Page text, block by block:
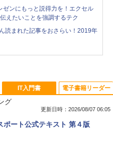
ゼンにもっと説得力を！エクセル
えたいことを強調するテク
読まれた記事をおさらい！2019年
MacBook Neo A18 Proチッ
、Liquid Retinaディスプ
トカード - 800 Robux 【限
コード】 ロブロックス | オン
IT入門書
グ
更新日時：2026/08/07 06:05
ポート公式テキスト 第４版
電子書籍リーダー